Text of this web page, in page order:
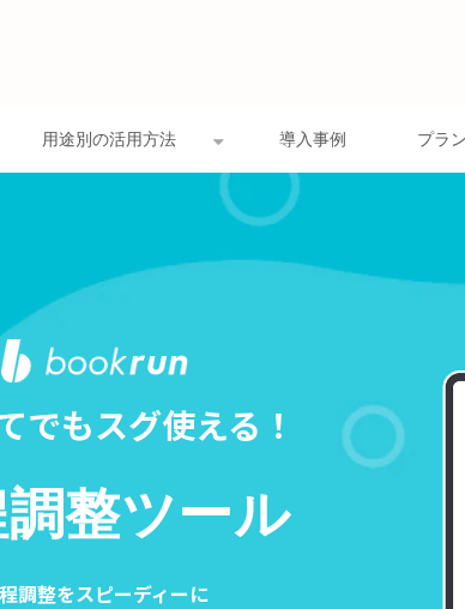
用途別の活用方法 導入事例 プラ
でもスグ使える！
調整ツール
調整をスピーディーに